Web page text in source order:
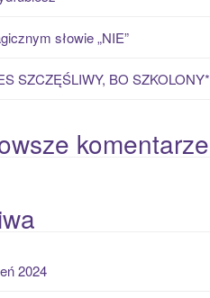
słowie „NIE”
SZCZĘŚLIWY, BO
komentarze
2024